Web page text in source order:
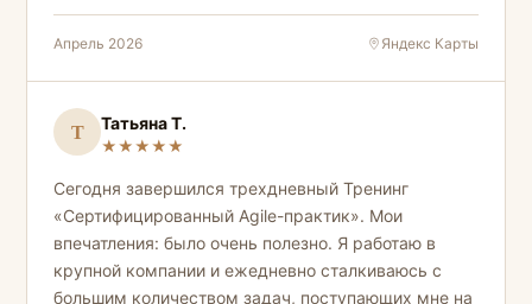
хорошо сбалансирована между теорией и
реальных рабочих ситуаций удалось не просто
изучить Agile, а понять, как применять его в
повседневной профессиональной деятельности.
понимание гибких методологий, ролей в команде,
процессов планирования и эффективного
взаимодействия с участниками проекта.
Апрель 2026 Яндекс Карты
Т Татьяна Т.
★★★★★
Сегодня завершился трехдневный Тренинг
«Сертифицированный Agile-практик». Мои
впечатления: было очень полезно. Я работаю в
крупной компании и ежедневно сталкиваюсь с
большим количеством задач, поступающих мне на